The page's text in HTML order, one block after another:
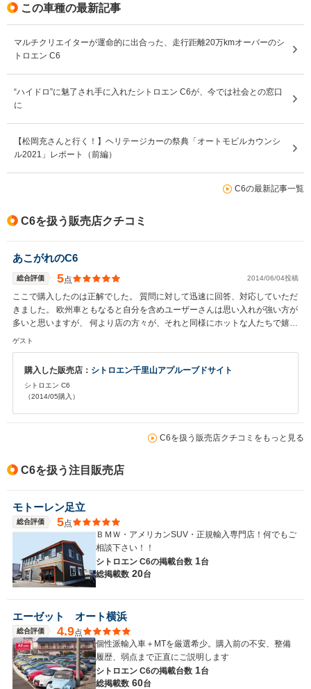
この車種の最新記事
マルチクリエイターが運命的に出合った、走行距離20万kmオーバーのシ
トロエン C6
“ハイドロ”に魅了され手に入れたシトロエン C6が、今では社会との窓口
に
【松岡充さんと行く！】ヘリテージカーの祭典「オートモビルカウンシ
ル2021」レポート（前編）
C6の最新記事一覧
C6を扱う販売店クチコミ
あこがれのC6
総合評価 5点 2014/06/04投稿
ここで購入したのは正解でした。 質問に対して迅速に回答、対応していただ
きました。 欧州車ともなると自分を含めユーザーさんは思い入れが強い方が
多いと思いますが、 何より店の方々が、それと同様にホットな人たちで嬉し
かったです。 次の機会も是非購入相談したいとおもいます。
ゲスト
購入した販売店： シトロエン千里山アプルーブドサイト
シトロエン C6
（2014/05購入）
C6を扱う販売店クチコミをもっと見る
C6を扱う注目販売店
モトーレン足立
総合評価 5点
ＢＭＷ・アメリカンSUV・正規輸入専門店！何でもご
相談下さい！！
シトロエン C6の掲載台数 1台
総掲載数 20台
エーゼット オート横浜
総合評価 4.9点
個性派輸入車＋MTを厳選希少。購入前の不安、整備
履歴、弱点まで正直にご説明します
シトロエン C6の掲載台数 1台
総掲載数 60台